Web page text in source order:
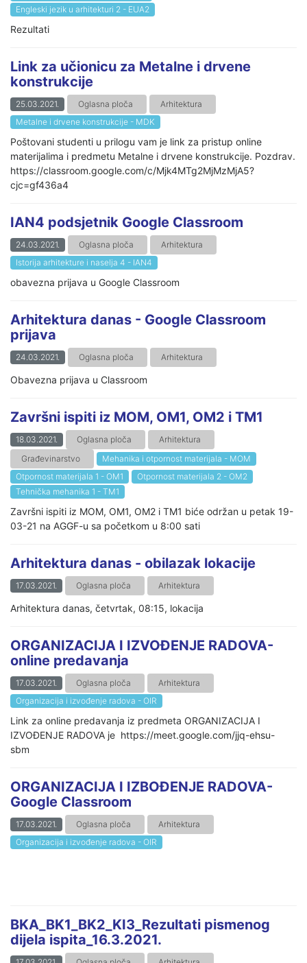
Engleski jezik u arhitekturi 2 - EUA2
Rezultati
Link za učionicu za Metalne i drvene
konstrukcije
25.03.2021. Oglasna ploča
Arhitektura
Metalne i drvene konstrukcije - MDK
Poštovani studenti u prilogu vam je link za pristup online
materijalima i predmetu Metalne i drvene konstrukcije. Pozdrav.
https://classroom.google.com/c/Mjk4MTg2MjMzMjA5?
cjc=gf436a4
IAN4 podsjetnik Google Classroom
24.03.2021. Oglasna ploča
Arhitektura
Istorija arhitekture i naselja 4 - IAN4
obavezna prijava u Google Classroom
Arhitektura danas - Google Classroom
prijava
24.03.2021. Oglasna ploča Arhitektura
Obavezna prijava u Classroom
Završni ispiti iz MOM, OM1, OM2 i TM1
18.03.2021. Oglasna ploča
Arhitektura
Građevinarstvo
Mehanika i otpornost materijala - MOM
Otpornost materijala 1 - OM1
Otpornost materijala 2 - OM2
Tehnička mehanika 1 - TM1
Završni ispiti iz MOM, OM1, OM2 i TM1 biće održan u petak 19-
03-21 na AGGF-u sa početkom u 8:00 sati
Arhitektura danas - obilazak lokacije
17.03.2021. Oglasna ploča Arhitektura
Arhitektura danas, četvrtak, 08:15, lokacija
ORGANIZACIJA I IZVOĐENJE RADOVA-
online predavanja
17.03.2021. Oglasna ploča
Arhitektura
Organizacija i izvođenje radova - OIR
Link za online predavanja iz predmeta ORGANIZACIJA I
IZVOĐENJE RADOVA je https://meet.google.com/jjq-ehsu-
sbm
ORGANIZACIJA I IZBOĐENJE RADOVA-
Google Classroom
17.03.2021. Oglasna ploča
Arhitektura
Organizacija i izvođenje radova - OIR
BKA_BK1_BK2_KI3_Rezultati pismenog
dijela ispita_16.3.2021.